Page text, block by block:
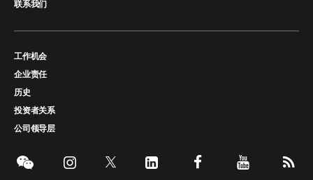
联系我们
工作机会
企业责任
历史
投资者关系
公司领导层